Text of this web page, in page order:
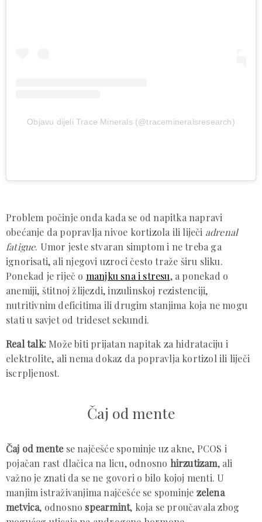
Objavu dijeli Trace Minerals (@tracemineralsresearch)
Problem počinje onda kada se od napitka napravi
obećanje da popravlja nivoe kortizola ili liječi adrenal
fatigue. Umor jeste stvaran simptom i ne treba ga
ignorisati, ali njegovi uzroci često traže širu sliku.
Ponekad je riječ o manjku sna i stresu, a ponekad o
anemiji, štitnoj žlijezdi, inzulinskoj rezistenciji,
nutritivnim deficitima ili drugim stanjima koja ne mogu
stati u savjet od trideset sekundi.
Real talk: Može biti prijatan napitak za hidrataciju i
elektrolite, ali nema dokaz da popravlja kortizol ili liječi
iscrpljenost.
Čaj od mente
Čaj od mentese najčešće spominje uz akne, PCOS i
pojačan rast dlačica na licu, odnosno hirzutizam, ali
važno je znati da se ne govori o bilo kojoj menti. U
manjim istraživanjima najčešće se spominje zelena
metvica, odnosno spearmint, koja se proučavala zbog